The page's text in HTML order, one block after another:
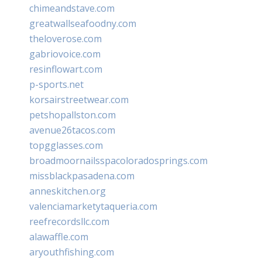
chimeandstave.com
greatwallseafoodny.com
theloverose.com
gabriovoice.com
resinflowart.com
p-sports.net
korsairstreetwear.com
petshopallston.com
avenue26tacos.com
topgglasses.com
broadmoornailsspacoloradosprings.com
missblackpasadena.com
anneskitchen.org
valenciamarketytaqueria.com
reefrecordsllc.com
alawaffle.com
aryouthfishing.com